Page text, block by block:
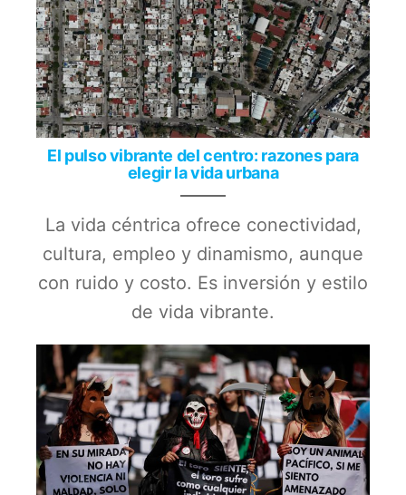
El pulso vibrante del centro: razones para
elegir la vida urbana
La vida céntrica ofrece conectividad,
cultura, empleo y dinamismo, aunque
con ruido y costo. Es inversión y estilo
de vida vibrante.